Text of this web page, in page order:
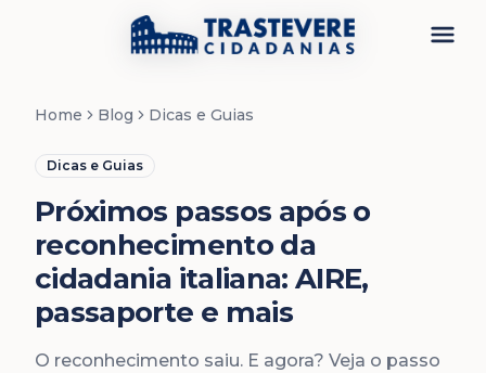
Menu
Home Blog Dicas e Guias
Dicas e Guias
Próximos passos após o
reconhecimento da
cidadania italiana: AIRE,
passaporte e mais
O reconhecimento saiu. E agora? Veja o passo